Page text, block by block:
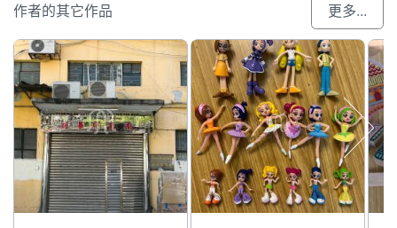
作者的其它作品 更多...